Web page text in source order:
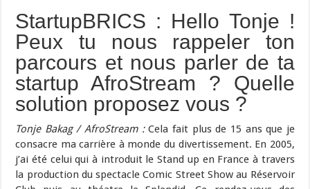
StartupBRICS : Hello Tonje !
Peux tu nous rappeler ton
parcours et nous parler de ta
startup AfroStream ? Quelle
solution proposez vous ?
Tonje Bakag / AfroStream :Cela fait plus de 15 ans que je
consacre ma carrière à monde du divertissement. En 2005,
j’ai été celui qui à introduit le Stand up en France à travers
la production du spectacle Comic Street Show au Réservoir